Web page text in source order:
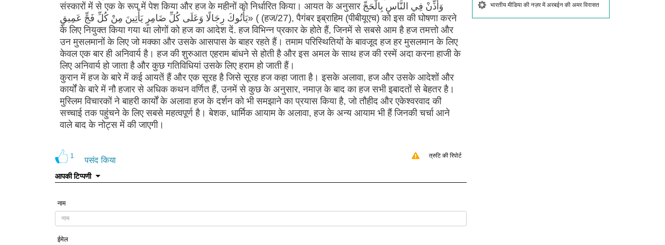
संस्कारों में से एक के रूप में पेश किया और हज के महीनों को निर्धारित किया। आयत के अनुसार وَأَذِّنْ فِي النَّاسِ بِالْحَجِّ
يَأْتُوكَ رِجَالًا وَعَلَى كُلِّ ضَامِرٍ يَأْتِينَ مِنْ كُلِّ فَجٍّ عَمِيقٍ» ( (हज/27), पैगंबर इब्राहिम (पीबीयूएच) को इस की घोषणा करने
के लिए नियुक्त किया गया था लोगों को हज का आदेश दें. हज विभिन्न प्रकार के होते हैं, जिनमें से सबसे आम है हज तमत्तो और
उन मुसलमानों के लिए जो मक्का और उसके आसपास के बाहर रहते हैं। तमाम परिस्थितियों के बावजूद हज हर मुसलमान के लिए
केवल एक बार ही अनिवार्य है। हज की शुरुआत एहराम बांधने से होती है और इस अमल के साथ हज की रस्में अदा करना हाजी के
लिए अनिवार्य हो जाता है और कुछ गतिविधियां उसके लिए हराम हो जाती हैं।
कुरान में हज के बारे में कई आयतें हैं और एक सूरह है जिसे सूरह हज कहा जाता है। इसके अलावा, हज और उसके आदेशों और
कार्यों के बारे में नौ हजार से अधिक कथन वर्णित हैं, उनमें से कुछ के अनुसार, नमाज़ के बाद का हज सभी इबादतों से बेहतर है।
मुस्लिम विचारकों ने बाहरी कार्यों के अलावा हज के दर्शन को भी समझाने का प्रयास किया है, जो तौहीद और एकेश्वरवाद की
सच्चाई तक पहुंचने के लिए सबसे महत्वपूर्ण है। बेशक, धार्मिक आयाम के अलावा, हज के अन्य आयाम भी हैं जिनकी चर्चा आने
वाले बाद के नोट्स में की जाएगी।
1 पसंद किया त्रुटि की रिपोर्ट
आपकी टिप्पणी
नाम
ईमेल
भारतीय मीडिया की नज़र में अरबईन की अमर विरासत